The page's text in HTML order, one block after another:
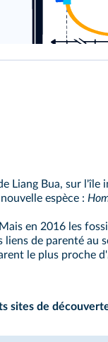
Liang Bua, sur l'île
espèce :
en 2016 les
liens de parenté au
le plus proche d'
sites de